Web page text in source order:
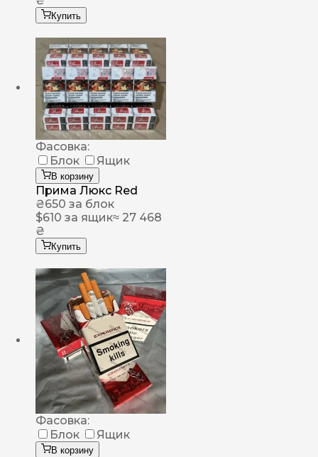
Купить
Фасовка:
Блок
Ящик
В корзину
Прима Люкс Red
₴650 за блок
$610 за ящик≈ 27 468
₴
Купить
Фасовка:
Блок
Ящик
В корзину